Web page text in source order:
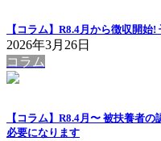
【コラム】R8.4月から徴収開始
2026年3月26日
コラム
【コラム】R8.4月〜 被扶養者
必要になります